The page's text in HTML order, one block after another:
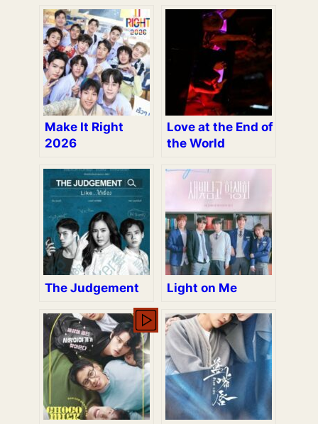
Make It Right
2026
Love at the End of
the World
The Judgement Light on Me